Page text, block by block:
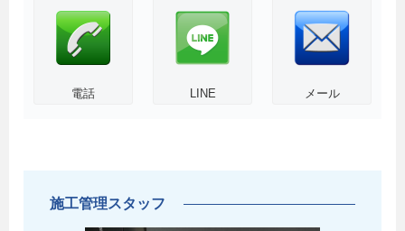
電話 LINE メール
施工管理スタッフ